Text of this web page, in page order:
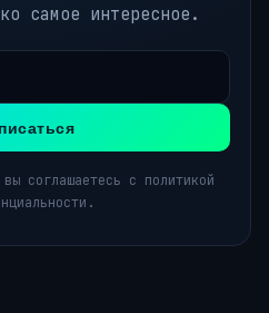
самое интересное.
соглашаетесь с политикой